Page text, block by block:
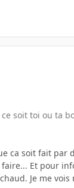
soit toi ou ta
ca soit fait par
Et pour
Je me